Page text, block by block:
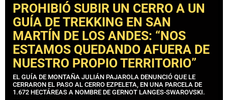
PROHIBIÓ SUBIR UN CERRO A UN
GUÍA DE TREKKING EN SAN
MARTÍN DE LOS ANDES: “NOS
ESTAMOS QUEDANDO AFUERA DE
NUESTRO PROPIO TERRITORIO”
EL GUÍA DE MONTAÑA JULIÁN PAJAROLA DENUNCIÓ QUE LE
CERRARON EL PASO AL CERRO EZPELETA, EN UNA PARCELA DE
1.672 HECTÁREAS A NOMBRE DE GERNOT LANGES-SWAROVSKI.